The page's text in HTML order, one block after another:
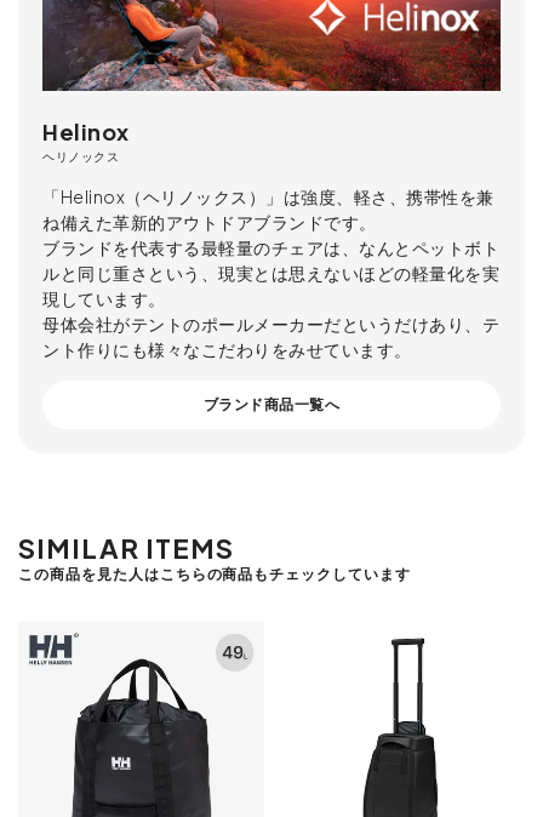
Helinox
ヘリノックス
「Helinox（ヘリノックス）」は強度、軽さ、携帯性を兼
ね備えた革新的アウトドアブランドです。
ブランドを代表する最軽量のチェアは、なんとペットボト
ルと同じ重さという、現実とは思えないほどの軽量化を実
現しています。
母体会社がテントのポールメーカーだというだけあり、テ
ント作りにも様々なこだわりをみせています。
ブランド商品一覧へ
SIMILAR ITEMS
この商品を見た人はこちらの商品もチェックしています